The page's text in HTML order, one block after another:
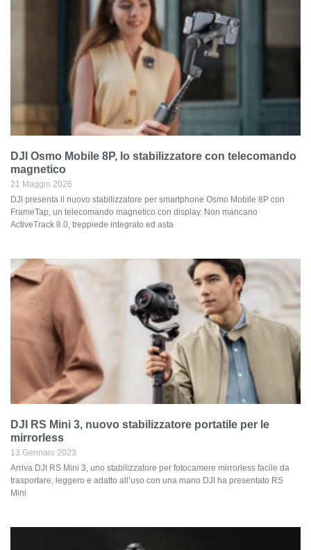
DJI Osmo Mobile 8P, lo stabilizzatore con telecomando
magnetico
21 Maggio 2026
DJI presenta il nuovo stabilizzatore per smartphone Osmo Mobile 8P con
FrameTap, un telecomando magnetico con display. Non mancano
ActiveTrack 8.0, treppiede integrato ed asta
DJI RS Mini 3, nuovo stabilizzatore portatile per le
mirrorless
13 Gennaio 2023
Arriva DJI RS Mini 3, uno stabilizzatore per fotocamere mirrorless facile da
trasportare, leggero e adatto all’uso con una mano DJI ha presentato RS
Mini